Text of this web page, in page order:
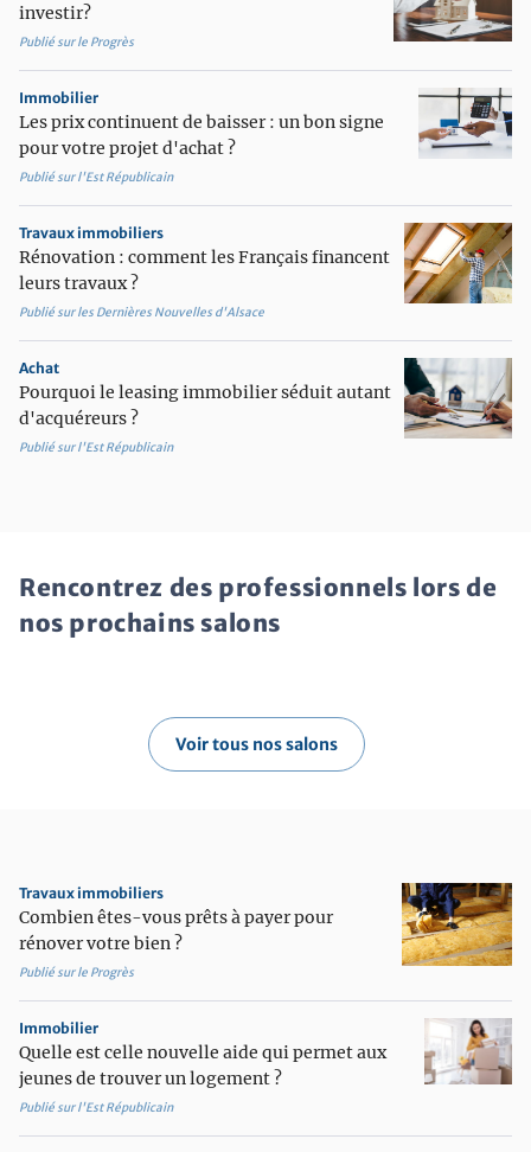
investir?
Publié sur le Progrès
Immobilier
Les prix continuent de baisser : un bon signe
pour votre projet d'achat ?
Publié sur l'Est Républicain
Travaux immobiliers
Rénovation : comment les Français financent
leurs travaux ?
Publié sur les Dernières Nouvelles d'Alsace
Achat
Pourquoi le leasing immobilier séduit autant
d'acquéreurs ?
Publié sur l'Est Républicain
Rencontrez des professionnels lors de
nos prochains salons
Voir tous nos salons
Travaux immobiliers
Combien êtes-vous prêts à payer pour
rénover votre bien ?
Publié sur le Progrès
Immobilier
Quelle est celle nouvelle aide qui permet aux
jeunes de trouver un logement ?
Publié sur l'Est Républicain